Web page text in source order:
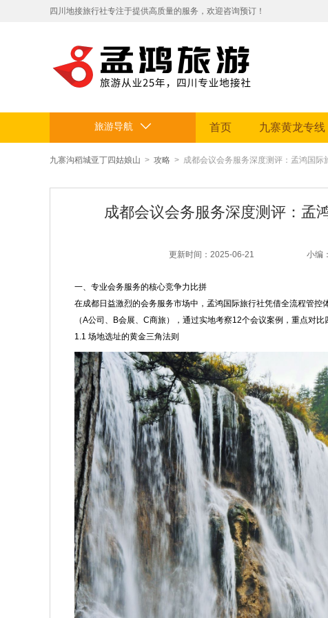
​四川地接旅行社专注于提供高质量的服务，欢迎咨询预订！
定制贴心行程，让您的旅途省心舒适，畅享四川美景。电话：
旅游导航 首页 九寨黄龙专线
九寨沟稻城亚丁四姑娘山 > 攻略 > 成都会议会务服务深度测评：孟鸿国际
成都会议会务服务深度测评：孟
更新时间：2025-06-21 小编
一、专业会务服务的核心竞争力比拼
在成都日益激烈的会务服务市场中，孟鸿国际旅行社凭借全流程管
（A公司、B会展、C商旅），通过实地考察12个会议案例，重点对比
1.1 场地选址的黄金三角法则